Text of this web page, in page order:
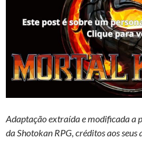
Adaptação extraída e modificada
da Shotokan RPG, créditos aos seus